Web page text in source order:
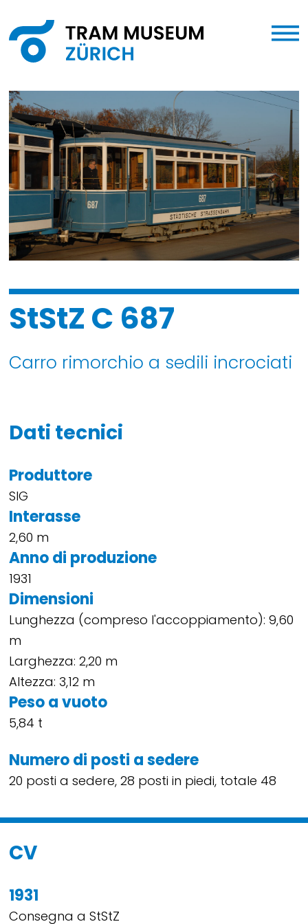
StStZ C 687
Carro rimorchio a sedili incrociati
Dati tecnici
Produttore
SIG
Interasse
2,60 m
Anno di produzione
1931
Dimensioni
Lunghezza (compreso l'accoppiamento): 9,60
m
Larghezza: 2,20 m
Altezza: 3,12 m
Peso a vuoto
5,84 t
Numero di posti a sedere
20 posti a sedere, 28 posti in piedi, totale 48
CV
1931
Consegna a StStZ